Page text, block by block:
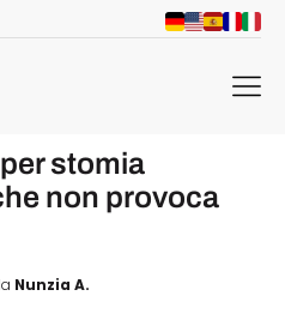
menu
stomia
non provoca
Nunzia A.